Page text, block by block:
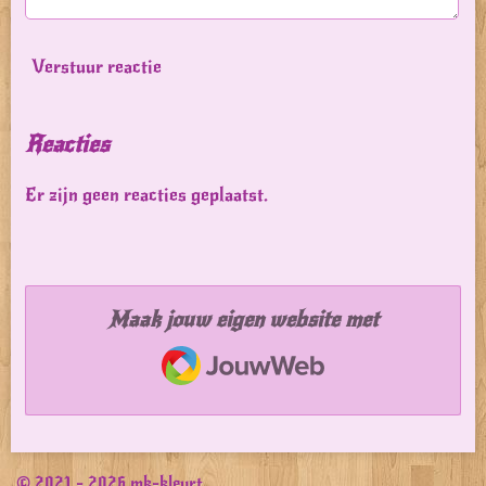
Verstuur reactie
Reacties
Er zijn geen reacties geplaatst.
Maak jouw eigen website met
JouwWeb